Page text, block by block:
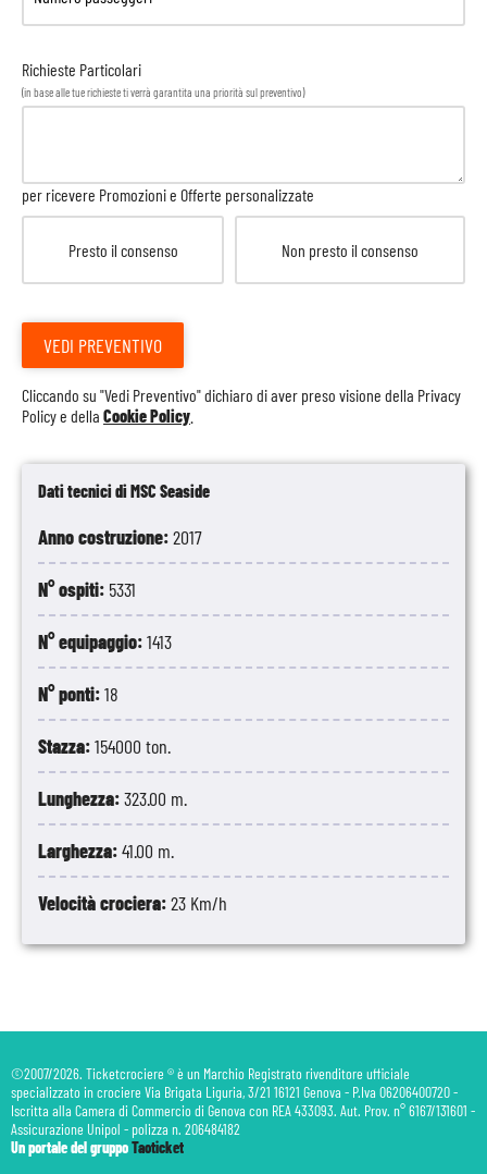
Dati tecnici di MSC Seaside
Anno costruzione:2017
N° ospiti: 5331
N° equipaggio:1413
N° ponti:18
Stazza:154000 ton.
Lunghezza:323.00 m.
Larghezza:41.00 m.
Velocità crociera:23 Km/h
Richieste Particolari
(in base alle tue richieste ti verrà garantita una priorità sul preventivo)
per ricevere Promozioni e Offerte personalizzate
Presto il consenso Non presto il consenso
VEDI PREVENTIVO
Cliccando su "Vedi Preventivo" dichiaro di aver preso visione della Privacy
Policye della Cookie Policy
©2007/2026. Ticketcrociere ® è un Marchio Registrato rivenditore ufficiale
specializzato in crociere Via Brigata Liguria, 3/21 16121 Genova - P.Iva 06206400720 -
Iscritta alla Camera di Commercio di Genova con REA 433093. Aut. Prov. n° 6167/131601 -
Assicurazione Unipol - polizza n. 206484182
Un portale del gruppoTaoticket